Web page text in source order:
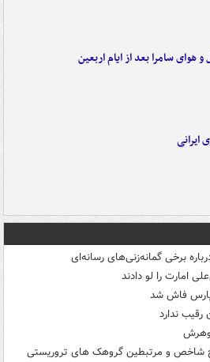
و هوای سامرا بعد از ایام اربعین
ایرانی
برخی گمانه‌زنی‌های رسانه‌ای
امارت را لو دادند
ندارد